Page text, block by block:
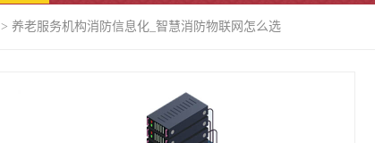
> 养老服务机构消防信息化_智慧消防物联网怎么选